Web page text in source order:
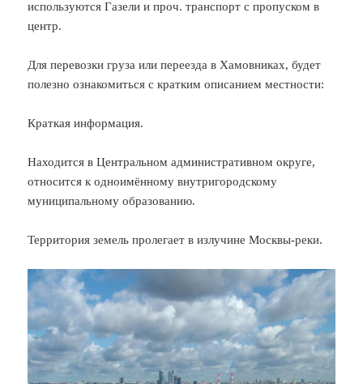
используются Газели и проч. транспорт с пропуском в
центр.
Для перевозки груза или переезда в Хамовниках, будет
полезно ознакомиться с кратким описанием местности:
Краткая информация.
Находится в Центральном административном округе,
относится к одноимённому внутригородскому
муниципальному образованию.
Территория земель пролегает в излучине Москвы-реки.